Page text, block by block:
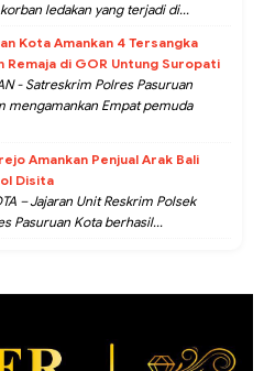
ledakan yang terjadi di...
Kota Amankan 4 Tersangka
Remaja di GOR Untung Suropati
- Satreskrim Polres Pasuruan
mengamankan Empat pemuda
Amankan Penjual Arak Bali
Disita
– Jajaran Unit Reskrim Polsek
Pasuruan Kota berhasil...